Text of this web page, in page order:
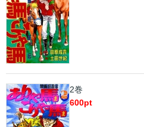
2巻
600pt